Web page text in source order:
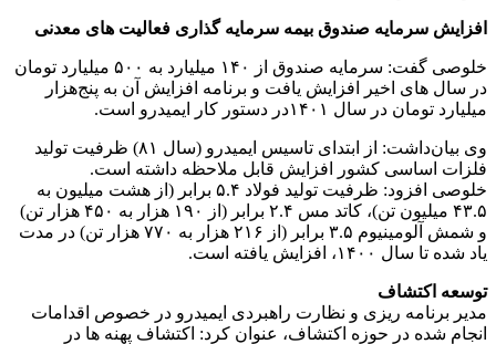
افزایش سرمایه صندوق بیمه سرمایه گذاری فعالیت های معدنی
خلوصی گفت: سرمایه صندوق از ۱۴۰ میلیارد به ۵۰۰ میلیارد تومان
در سال های اخیر افزایش یافت و برنامه افزایش آن به پنج‌هزار
میلیارد تومان در سال ۱۴۰۱در دستور کار ایمیدرو است.
وی بیان‌داشت: از ابتدای تاسیس ایمیدرو (سال ۸۱) ظرفیت تولید
فلزات اساسی کشور افزایش قابل ملاحظه داشته است.
خلوصی افزود: ظرفیت تولید فولاد ۵.۴ برابر (از هشت میلیون به
۴۳.۵ میلیون تن)، کاتد مس ۲.۴ برابر (از ۱۹۰ هزار به ۴۵۰ هزار تن)
و شمش آلومینیوم ۳.۵ برابر (از ۲۱۶ هزار به ۷۷۰ هزار تن) در مدت
یاد شده تا سال ۱۴۰۰، افزایش یافته است.
توسعه اکتشاف
مدیر برنامه ریزی و نظارت راهبردی ایمیدرو در خصوص اقدامات
انجام شده در حوزه اکتشاف، عنوان کرد: اکتشاف پهنه ها در